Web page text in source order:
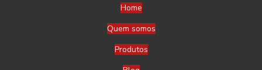
Home
Quem somos
Produtos